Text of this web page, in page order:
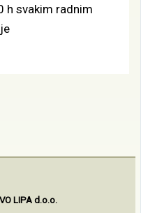
h svakim radnim
LIPA d.o.o.